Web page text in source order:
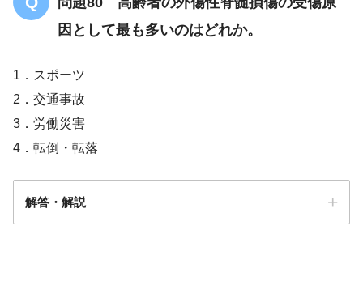
因として最も多いのはどれか。
1．スポーツ
2．交通事故
3．労働災害
4．転倒・転落
解答・解説